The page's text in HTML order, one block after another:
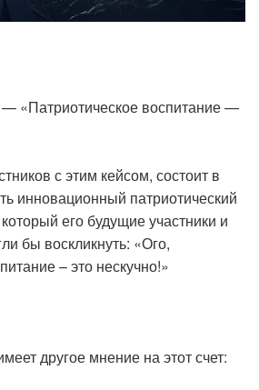
— «Патриотическое воспитание —
с этим кейсом, состоит в
инновационный патриотический
его будущие участники и
бы воскликнуть: «Ого,
– это нескучно!»
другое мнение на этот счет: